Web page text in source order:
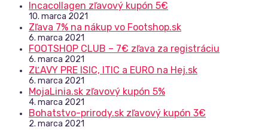
Incacollagen zľavový kupón 5€
10. marca 2021
Zľava 7% na nákup vo Footshop.sk
6. marca 2021
FOOTSHOP CLUB – 7€ zľava za registráciu
6. marca 2021
ZĽAVY PRE ISIC, ITIC a EURO na Hej.sk
6. marca 2021
MojaLinia.sk zľavový kupón 5%
4. marca 2021
Bohatstvo-prirody.sk zľavový kupón 3€
2. marca 2021